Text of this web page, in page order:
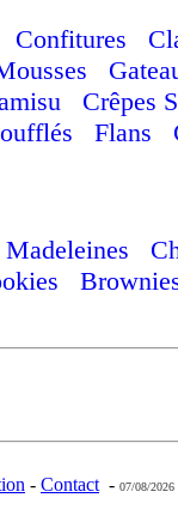
Confitures
Crêpes
Flans
Madeleines
- Contact - 07/08/2026